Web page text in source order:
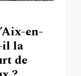
en-
il la
de